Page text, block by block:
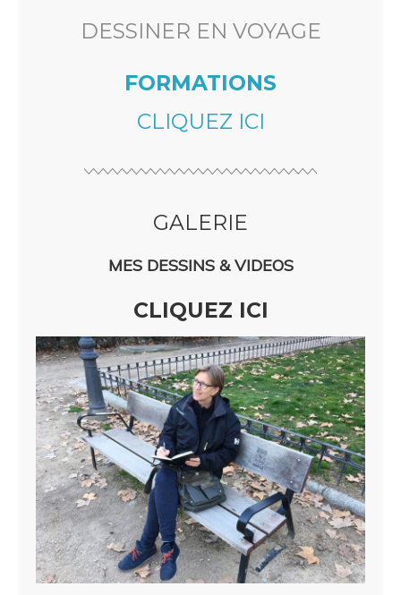
DESSINER EN VOYAGE
FORMATIONS
CLIQUEZ ICI
GALERIE
MES DESSINS & VIDEOS
CLIQUEZ ICI